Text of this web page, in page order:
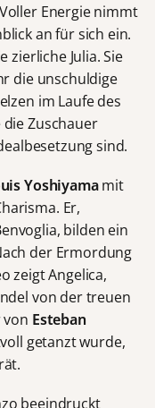
Energie nimmt
an für sich ein.
zierliche Julia. Sie
die unschuldige
im Laufe des
Zuschauer
sind.
Yoshiyamamit
Er,
bilden ein
der Ermordung
zeigt Angelica,
von der treuen
von Esteban
getanzt wurde,
beeindruckt